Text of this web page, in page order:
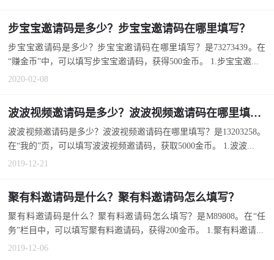
步宝宝邀请码是多少？步宝宝邀请码在哪里填写？
步宝宝邀请码是多少？步宝宝邀请码在哪里填写？是73273439。在
“赚金币”中，可以填写步宝宝邀请码，获得500金币。 1.步宝宝邀...
2020-02-08
波波视频邀请码是多少？波波视频邀请码在哪里填写？
波波视频邀请码是多少？波波视频邀请码在哪里填写？是13203258。
在“我的”页，可以填写波波视频邀请码，获取5000金币。 1.波波...
2019-12-21
聚有料邀请码是什么？聚有料邀请码怎么填写？
聚有料邀请码是什么？聚有料邀请码怎么填写？是M89808。在“任
务”栏目中，可以填写聚有料邀请码，获得200金币。 1.聚有料邀请...
2019-12-06